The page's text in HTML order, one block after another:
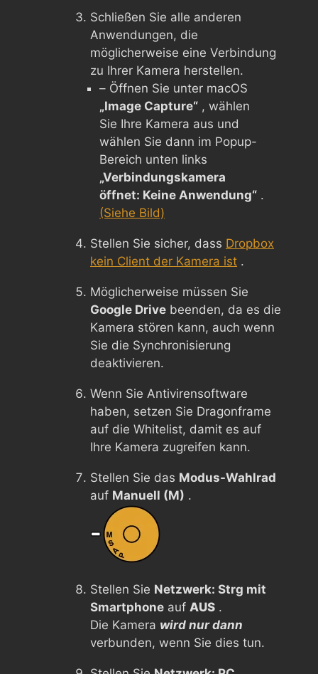
Schließen Sie alle anderen
Anwendungen, die
möglicherweise eine Verbindung
zu Ihrer Kamera herstellen.
– Öffnen Sie unter macOS
„Image Capture“ , wählen
Sie Ihre Kamera aus und
wählen Sie dann im Popup-
Bereich unten links
„Verbindungskamera
öffnet: Keine Anwendung“ .
(Siehe Bild)
Stellen Sie sicher, dass Dropbox
kein Client der Kamera ist .
Möglicherweise müssen Sie
Google Drive beenden, da es die
Kamera stören kann, auch wenn
Sie die Synchronisierung
deaktivieren.
Wenn Sie Antivirensoftware
haben, setzen Sie Dragonframe
auf die Whitelist, damit es auf
Ihre Kamera zugreifen kann.
Stellen Sie das Modus-Wahlrad
auf Manuell (M) .
Stellen Sie Netzwerk: Strg mit
Smartphone auf AUS .
Die Kamera wird nur dann
verbunden, wenn Sie dies tun.